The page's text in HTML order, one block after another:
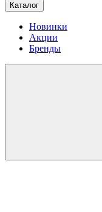
Каталог
Новинки
Акции
Бренды